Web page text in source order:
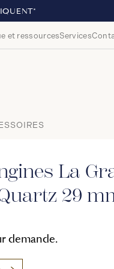
et ressourcesServices
La
29
demande.